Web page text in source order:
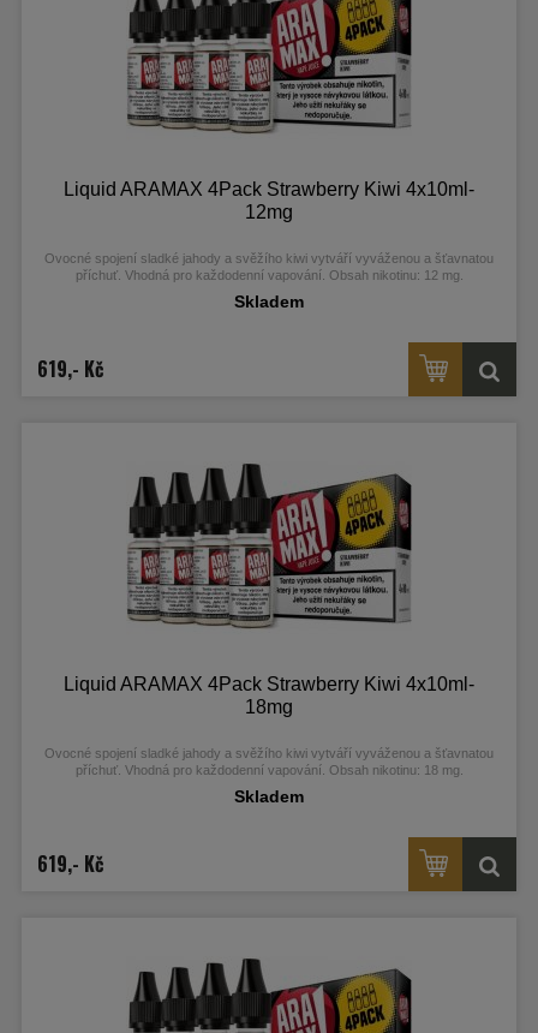
Liquid ARAMAX 4Pack Strawberry Kiwi 4x10ml-
12mg
Ovocné spojení sladké jahody a svěžího kiwi vytváří vyváženou a šťavnatou
příchuť. Vhodná pro každodenní vapování. Obsah nikotinu: 12 mg.
Skladem
619,- Kč
Liquid ARAMAX 4Pack Strawberry Kiwi 4x10ml-
18mg
Ovocné spojení sladké jahody a svěžího kiwi vytváří vyváženou a šťavnatou
příchuť. Vhodná pro každodenní vapování. Obsah nikotinu: 18 mg.
Skladem
619,- Kč